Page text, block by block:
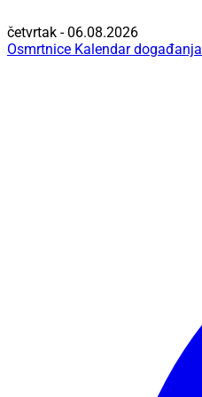
četvrtak - 06.08.2026
Osmrtnice Kalendar događanja